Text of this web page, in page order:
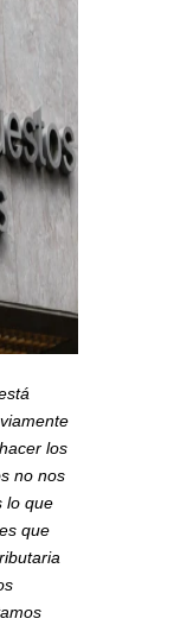
los
no nos
lo que
que